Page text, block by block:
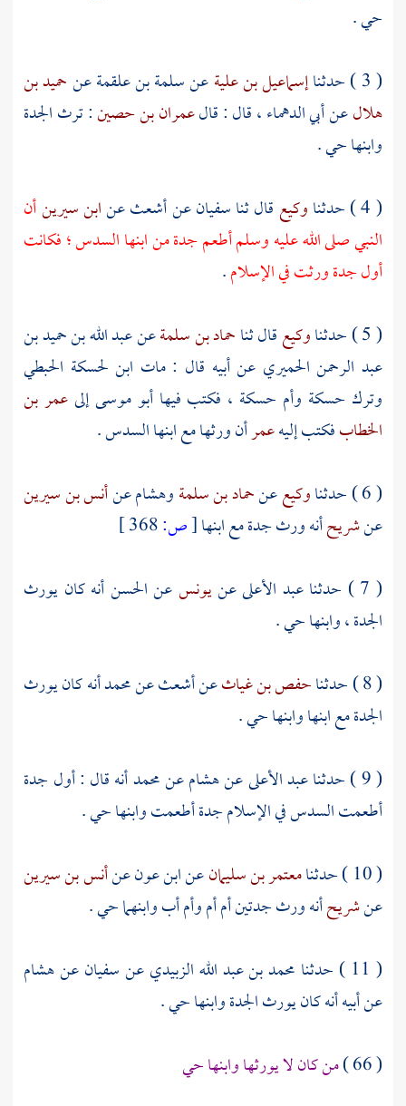
حي .
( 3 ) حدثنا
إسماعيل بن عليةعنسلمة بن علقمةعنحميد بن
هلالعنأبي الدهماء، قال : قالعمران بن حصين: ترث الجدة
وابنها حي .
( 4 ) حدثنا
وكيع قال ثناسفيانعنأشعثعنابن سيرينأن
النبي صلى الله عليه وسلم أطعم جدة من ابنها السدس ؛ فكانت
أول جدة ورثت في الإسلام.
( 5 ) حدثنا
وكيعقال ثناحماد بن سلمةعنعبد الله بن حميد بن
عبد الرحمن الحميري عن أبيه قال : مات ابن لحسكة الحبطي
وترك حسكة وأم حسكة ، فكتب فيهاأبو موسىإلىعمر بن
الخطابفكتب إليهعمرأن ورثها مع ابنها السدس .
( 6 ) حدثنا
وكيععنحماد بن سلمةوهشامعنأنس بن سيرين
عنشريحأنه ورث جدة مع ابنها[ص:
( 7 ) حدثنا
عبد الأعلىعنيونسعنالحسنأنه كان يورث
الجدة ، وابنها حي .
( 8 ) حدثنا
حفص بن غياثعنأشعثعنمحمدأنه كان يورث
الجدة مع ابنها وابنها حي .
( 9 ) حدثنا
عبد الأعلىعنهشامعنمحمدأنه قال : أول جدة
أطعمت السدس في الإسلام جدة أطعمت وابنها حي .
( 10 ) حدثنا
معتمر بن سليمانعنابن عونعنأنس بن سيرين
عنشريحأنه ورث جدتين أم أم وأم أب وابنهما حي .
( 11 ) حدثنا
محمد بن عبد الله الزبيديعنسفيانعنهشام
عن أبيه أنه كان يورث الجدة وابنها حي .
( 66 )
من كان لا يورثها وابنها حي